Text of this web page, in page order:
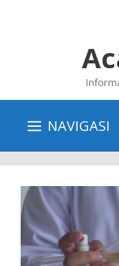
NAVIGASI